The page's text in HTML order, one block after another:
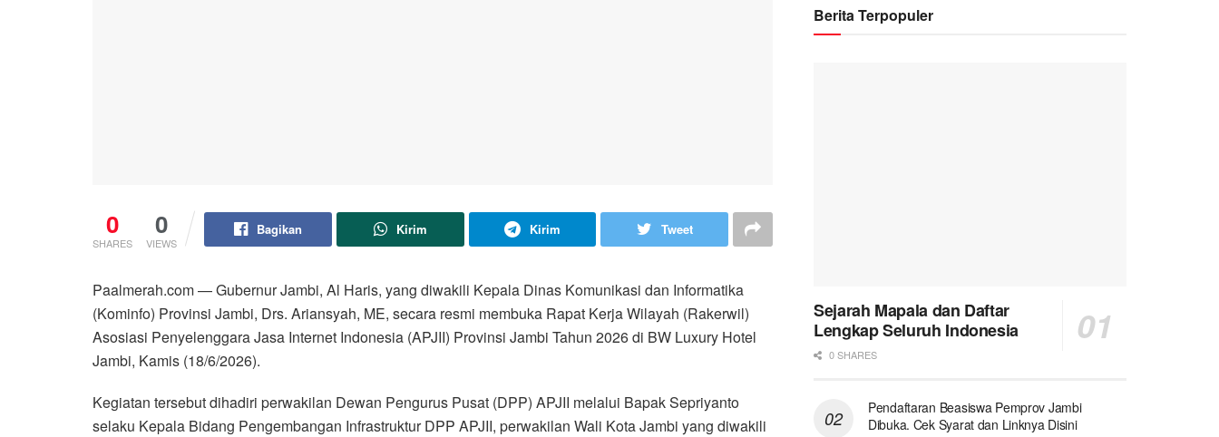
0
SHARES
0
VIEWS
Bagikan Kirim Kirim Tweet
Paalmerah.com — Gubernur Jambi, Al Haris, yang diwakili Kepala Dinas Komunikasi dan Informatika
(Kominfo) Provinsi Jambi, Drs. Ariansyah, ME, secara resmi membuka Rapat Kerja Wilayah (Rakerwil)
Asosiasi Penyelenggara Jasa Internet Indonesia (APJII) Provinsi Jambi Tahun 2026 di BW Luxury Hotel
Jambi, Kamis (18/6/2026).
Kegiatan tersebut dihadiri perwakilan Dewan Pengurus Pusat (DPP) APJII melalui Bapak Sepriyanto
selaku Kepala Bidang Pengembangan Infrastruktur DPP APJII, perwakilan Wali Kota Jambi yang diwakili
Berita Terpopuler
Sejarah Mapala dan Daftar
Lengkap Seluruh Indonesia
0 SHARES
Pendaftaran Beasiswa Pemprov Jambi
Dibuka. Cek Syarat dan Linknya Disini